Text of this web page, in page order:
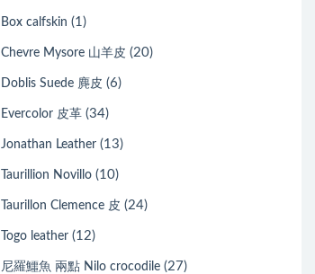
Box calfskin (1)
Chevre Mysore 山羊皮 (20)
Doblis Suede 麂皮 (6)
Evercolor 皮革 (34)
Jonathan Leather (13)
Taurillion Novillo (10)
Taurillon Clemence 皮 (24)
Togo leather (12)
尼羅鱷魚 兩點 Nilo crocodile (27)